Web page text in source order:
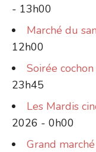
- 13h00
Marché du
12h00
Soirée
23h45
Les Mardis
2026 - 0h00
Grand